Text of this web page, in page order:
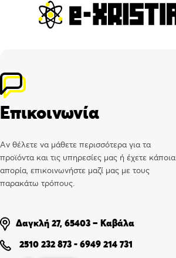
Επικοινωνία
Αν θέλετε να μάθετε περισσότερα για τα
προϊόντα και τις υπηρεσίες μας ή έχετε κάποια
απορία, επικοινωνήστε μαζί μας με τους
παρακάτω τρόπους.
Δαγκλή 27, 65403 – Καβάλα
2510 232 873 - 6949 214 731